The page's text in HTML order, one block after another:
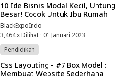
⁣10 Ide Bisnis Modal Kecil, Untung
Besar! Cocok Untuk Ibu Rumah
Tangga
BlackExpoIndo
3,464 x Dilihat · 01 Januari 2023
Pendidikan
⁣Css Layouting - #7 Box Model :
Membuat Website Sederhana